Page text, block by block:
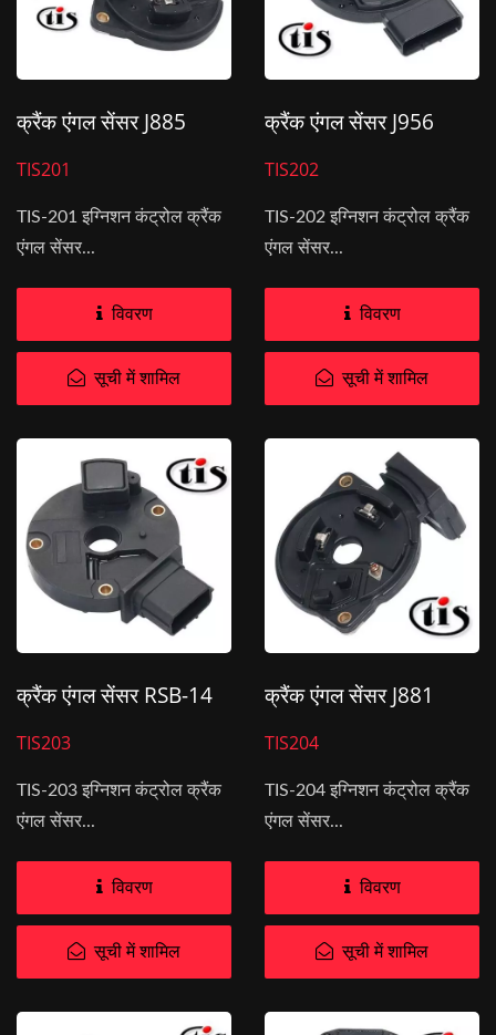
क्रैंक एंगल सेंसर J885
TIS201
TIS-201 इग्निशन कंट्रोल क्रैंक
एंगल सेंसर...
विवरण
सूची में शामिल
क्रैंक एंगल सेंसर J956
TIS202
TIS-202 इग्निशन कंट्रोल क्रैंक
एंगल सेंसर...
विवरण
सूची में शामिल
क्रैंक एंगल सेंसर RSB-14
TIS203
TIS-203 इग्निशन कंट्रोल क्रैंक
एंगल सेंसर...
विवरण
सूची में शामिल
क्रैंक एंगल सेंसर J881
TIS204
TIS-204 इग्निशन कंट्रोल क्रैंक
एंगल सेंसर...
विवरण
सूची में शामिल